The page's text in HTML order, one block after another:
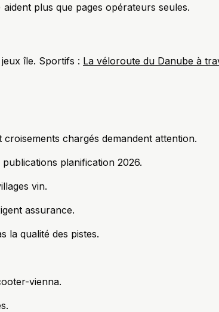
plus que pages opérateurs seules.
île. Sportifs : La véloroute du Danube à
chargés demandent attention.
planification 2026.
vin.
assurance.
la qualité des pistes.
vienna.